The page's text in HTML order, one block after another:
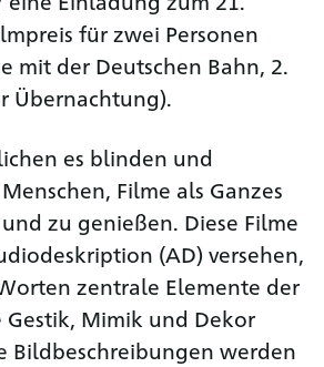
für zwei Personen
mit der Deutschen Bahn, 2.
Übernachtung).
es blinden und
Filme als Ganzes
zu genießen. Diese Filme
(AD) versehen,
zentrale Elemente der
Mimik und Dekor
Bildbeschreibungen werden